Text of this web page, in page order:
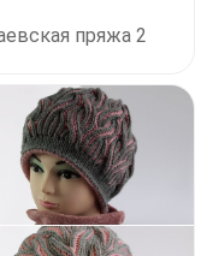
пряжа 2